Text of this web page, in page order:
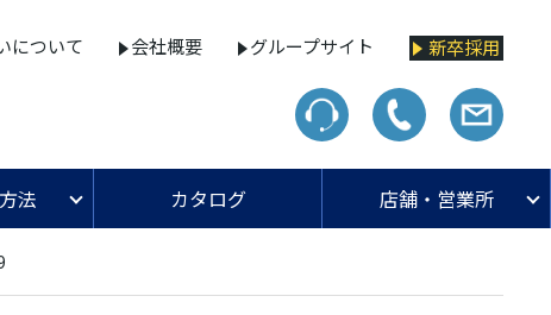
について 会社概要 グループサイト 新卒採用
法 カタログ 店舗・営業所